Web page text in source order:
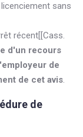
sans
récent[[Cass.
d'un recours
de
de cet avis.
de